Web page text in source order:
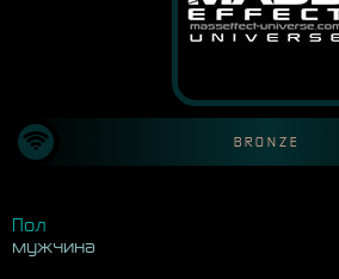
BRONZE
Пол
мужчина